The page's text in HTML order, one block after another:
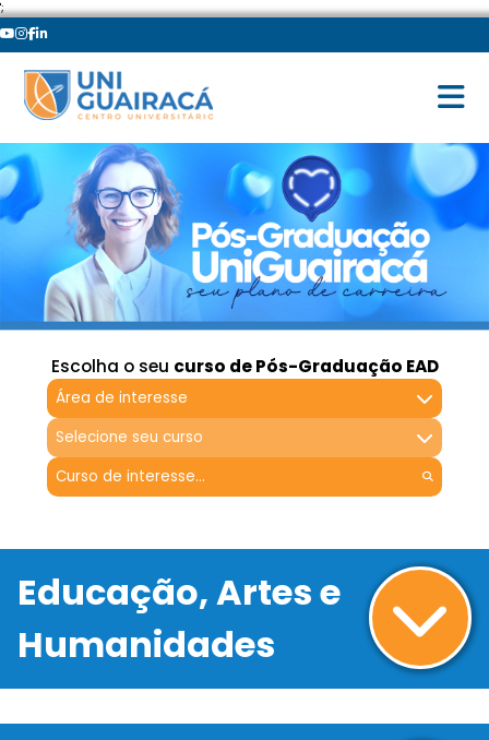
';
Escolha o seu curso de Pós-Graduação EAD
Área de interesse
Selecione seu curso
Educação, Artes e
Humanidades